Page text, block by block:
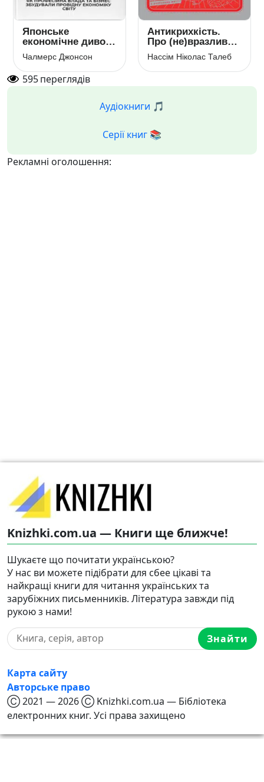
Японське
економічне диво.
Як професійна
влада та бізнес
збудували
провідну
Чалмерс Джонсон
Антикрихкість.
Про (не)вразливе у
реальному житті
Нассім Ніколас Талеб
595переглядів
Аудіокниги 🎵
Серії книг 📚
Рекламні оголошення:
Knizhki.com.ua — Книги ще ближче!
Шукаєте що почитати українською?
У нас ви можете підібрати для сбее цікаві та
найкращі книги для читання українських та
зарубіжних письменників. Література завжди під
рукою з нами!
Знайти
Карта сайту
Авторське право
Ⓒ 2021 — 2026 Ⓒ Knizhki.com.ua — Бібліотека
електронних книг. Усі права захищено